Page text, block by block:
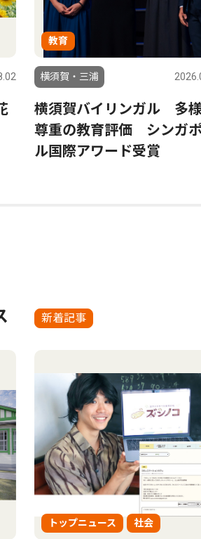
教育
横須賀・三浦
横須賀バイリンガル 多
尊重の教育評価 シンガ
ル国際アワード受賞
新着記事
トップニュース 社会